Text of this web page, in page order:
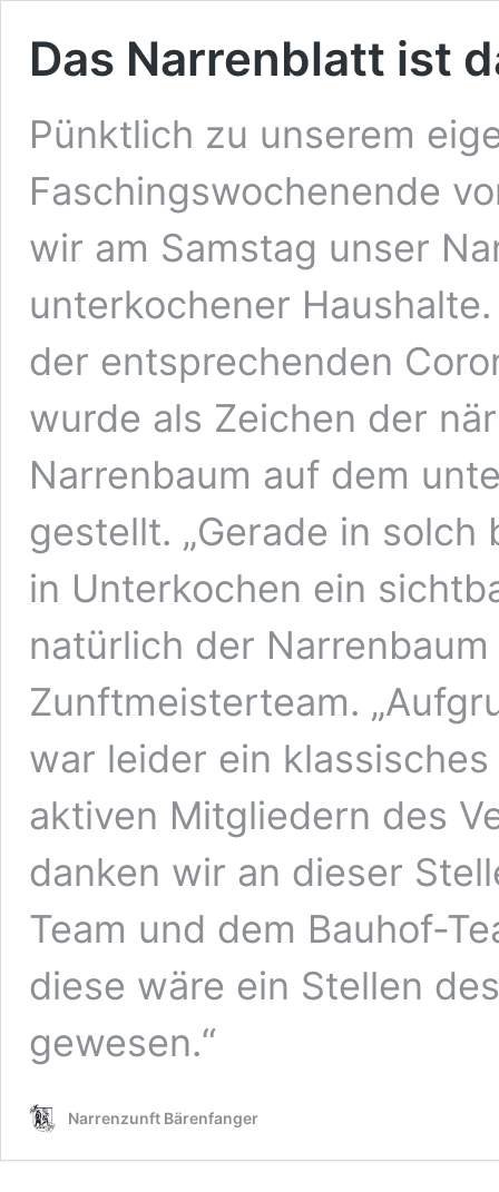
Das Narrenblatt ist
Pünktlich zu unserem
Faschingswochenende
wir am Samstag unser
unterkochener
der entsprechenden
wurde als Zeichen der
Narrenbaum auf dem
gestellt. „Gerade in
in Unterkochen ein
natürlich der
Zunftmeisterteam.
war leider ein
aktiven Mitgliedern des
danken wir an dieser
Team und dem Bauhof-
diese wäre ein Stellen
gewesen.“
Narrenzunft Bärenfanger